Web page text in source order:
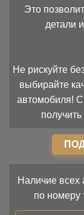
Это
детали
Не рискуйте
выбирайте
автомобиля!
Наличие всех
по